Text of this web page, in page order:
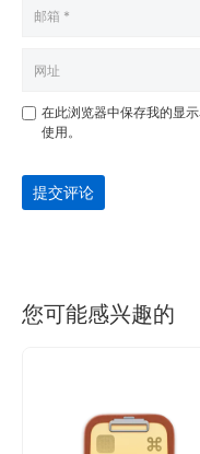
在此浏览器中保存我的显
使用。
提交评论
您可能感兴趣的